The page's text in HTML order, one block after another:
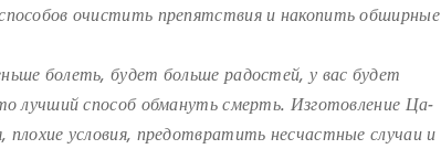
очистить препятствия и накопить обширные
болеть, будет больше радостей, у вас будет
лучший способ обмануть смерть. Изготовление Ца-
условия, предотвратить несчастные случаи и